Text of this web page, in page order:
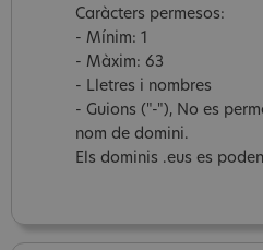
Caràcters permesos:
- Mínim: 1
- Màxim: 63
- Lletres i nombres
- Guions ("-"), No es
nom de domini.
Els dominis .eus es